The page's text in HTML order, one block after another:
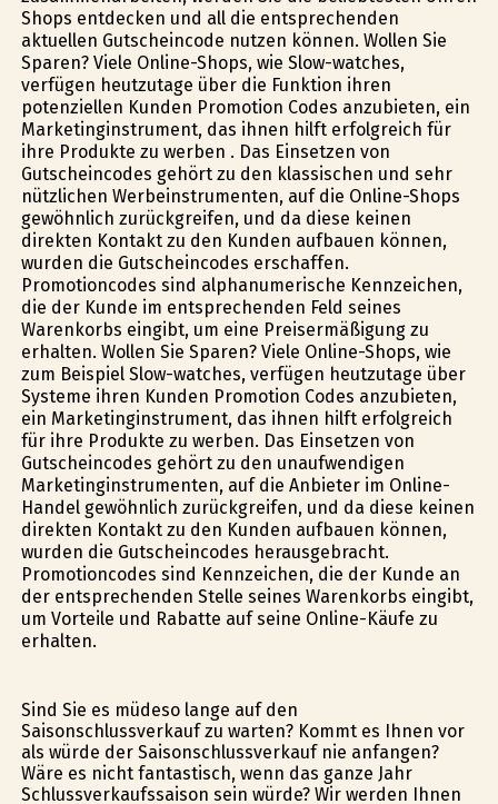
Shops entdecken und all die entsprechenden
aktuellen Gutscheincode nutzen können. Wollen Sie
Sparen? Viele Online-Shops, wie Slow-watches,
verfügen heutzutage über die Funktion ihren
potenziellen Kunden Promotion Codes anzubieten, ein
Marketinginstrument, das ihnen hilft erfolgreich für
ihre Produkte zu werben . Das Einsetzen von
Gutscheincodes gehört zu den klassischen und sehr
nützlichen Werbeinstrumenten, auf die Online-Shops
gewöhnlich zurückgreifen, und da diese keinen
direkten Kontakt zu den Kunden aufbauen können,
wurden die Gutscheincodes erschaffen.
Promotioncodes sind alphanumerische Kennzeichen,
die der Kunde im entsprechenden Feld seines
Warenkorbs eingibt, um eine Preisermäßigung zu
erhalten. Wollen Sie Sparen? Viele Online-Shops, wie
zum Beispiel Slow-watches, verfügen heutzutage über
Systeme ihren Kunden Promotion Codes anzubieten,
ein Marketinginstrument, das ihnen hilft erfolgreich
für ihre Produkte zu werben. Das Einsetzen von
Gutscheincodes gehört zu den unaufwendigen
Marketinginstrumenten, auf die Anbieter im Online-
Handel gewöhnlich zurückgreifen, und da diese keinen
direkten Kontakt zu den Kunden aufbauen können,
wurden die Gutscheincodes herausgebracht.
Promotioncodes sind Kennzeichen, die der Kunde an
der entsprechenden Stelle seines Warenkorbs eingibt,
um Vorteile und Rabatte auf seine Online-Käufe zu
erhalten.
Sind Sie es müdeso lange auf den
Saisonschlussverkauf zu warten? Kommt es Ihnen vor
als würde der Saisonschlussverkauf nie anfangen?
Wäre es nicht fantastisch, wenn das ganze Jahr
Schlussverkaufssaison sein würde? Wir werden Ihnen